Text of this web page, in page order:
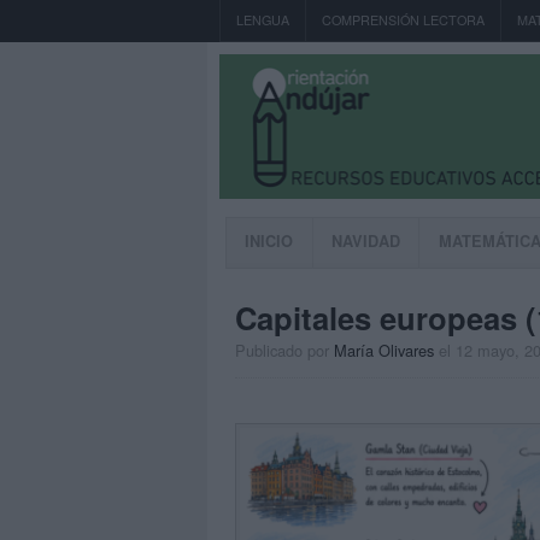
LENGUA COMPRENSIÓN LECTORA
INICIO NAVIDAD
Capitales europeas
Publicado por María Olivares el 12 mayo,